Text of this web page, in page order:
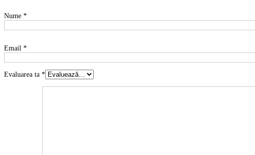
Evaluarea ta *
Nume *
Email *